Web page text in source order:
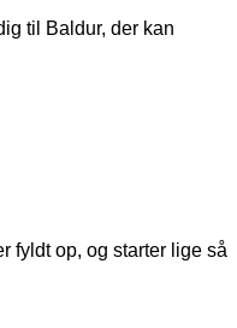
til Baldur, der kan
fyldt op, og starter lige så